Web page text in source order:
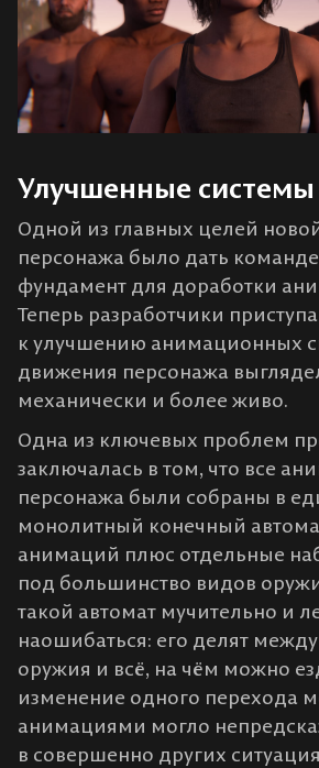
Улучшенные
Одной из главных целей
персонажа было дать
фундамент для доработки
Теперь разработчики
к улучшению анимационных
движения персонажа
механически и более живо.
Одна из ключевых проблем
заключалась в том, что все
персонажа были собраны в
монолитный конечный
анимаций плюс отдельные
под большинство видов
такой автомат мучительно и
наошибаться: его делят
оружия и всё, на чём можно
изменение одного перехода
анимациями могло
в совершенно других